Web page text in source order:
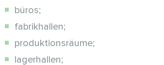
büros;
fabrikhallen;
produktionsräume;
lagerhallen;